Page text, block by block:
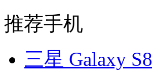
推荐手机
三星 Galaxy S8